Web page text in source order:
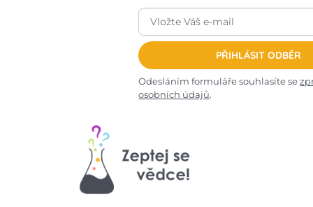
PŘIHLÁSIT ODBĚR
Odesláním formuláře souhlasíte se
osobních údajů.